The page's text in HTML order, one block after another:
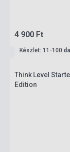
4 900 Ft
Készlet: 11-100
Think Level
Edition